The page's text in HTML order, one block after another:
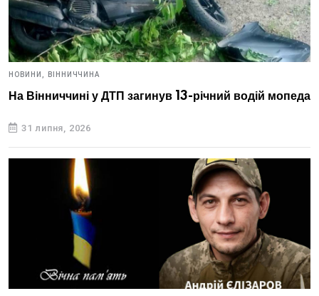
НОВИНИ, ВІННИЧЧИНА
На Вінниччині у ДТП загинув 13-річний водій мопеда
31 липня, 2026